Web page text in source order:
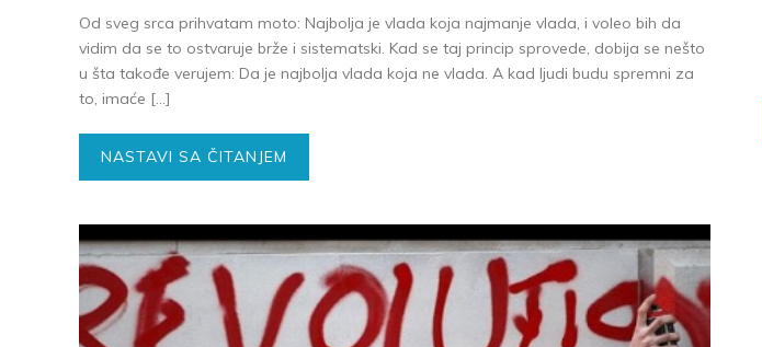
Od sveg srca prihvatam moto: Najbolja je vlada koja najmanje vlada, i voleo bih da
vidim da se to ostvaruje brže i sistematski. Kad se taj princip sprovede, dobija se nešto
u šta takođe verujem: Da je najbolja vlada koja ne vlada. A kad ljudi budu spremni za
to, imaće […]
NASTAVI SA ČITANJEM